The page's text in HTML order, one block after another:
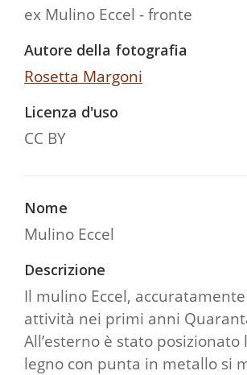
ex Mulino Eccel - fronte
Autore della fotografia
Rosetta Margoni
Licenza d'uso
CC BY
Nome
Mulino Eccel
Descrizione
Il mulino Eccel,
attività nei primi anni
All’esterno è stato
legno con punta in metallo si